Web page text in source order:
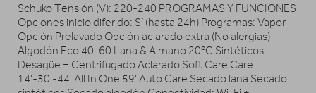
Schuko Tensión (V): 220-240 PROGRAMAS Y FUNCIONES
Opciones inicio diferido: Sí (hasta 24h) Programas: Vapor
Opción Prelavado Opción aclarado extra (No alergias)
Algodón Eco 40-60 Lana & A mano 20ºC Sintéticos
Desagüe + Centrifugado Aclarado Soft Care Care
14'-30'-44' All In One 59' Auto Care Secado lana Secado